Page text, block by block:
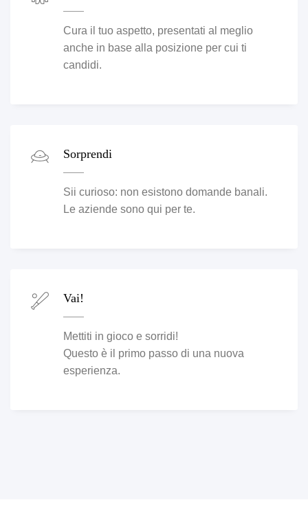
Cura il tuo aspetto, presentati al meglio
anche in base alla posizione per cui ti
candidi.
Sorprendi
Sii curioso: non esistono domande banali.
Le aziende sono qui per te.
Vai!
Mettiti in gioco e sorridi!
Questo è il primo passo di una nuova
esperienza.